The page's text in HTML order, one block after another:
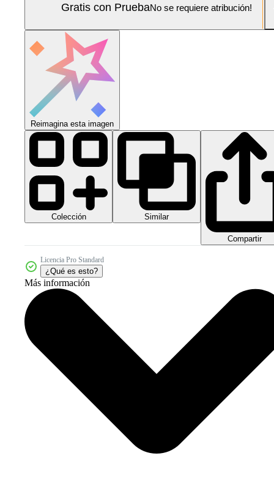
Gratis con PruebaNo se requiere atribución!
Reimagina esta imagen
Colección Similar
Compartir
Licencia Pro Standard
¿Qué es esto?
Más información